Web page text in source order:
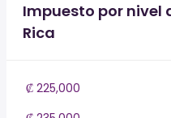
Impuesto por nivel
Rica
₡ 225,000